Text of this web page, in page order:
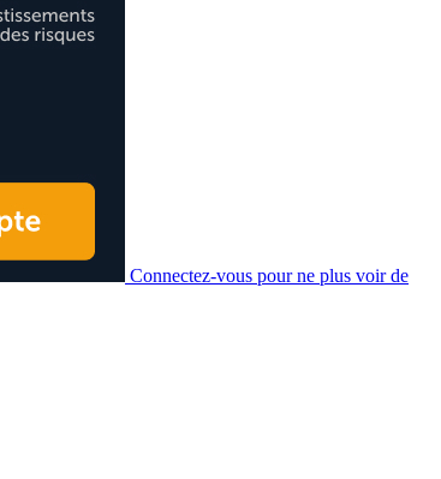
Connectez-vous pour ne plus voir de